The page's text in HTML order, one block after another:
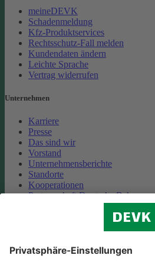
meineDEVK
Schadenmeldung
Kfz-Produktservices
Rechtsschutz-Fall melden
Kundendaten ändern
Leichte Sprache
Vertrag widerrufen
Unternehmen
Karriere
Presse
Das sind wir
Vorstand
Unternehmensberichte
Standorte
Kooperationen
Partnerschaft Deutsche Bahn